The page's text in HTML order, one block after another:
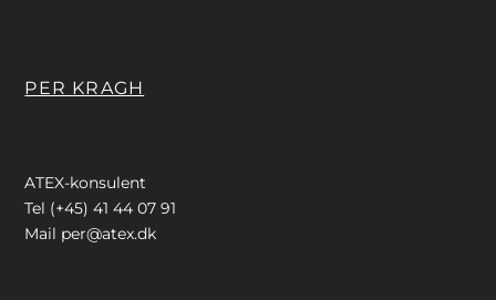
PER KRAGH
ATEX-konsulent
Tel (+45) 41 44 07 91
Mail per@atex.dk